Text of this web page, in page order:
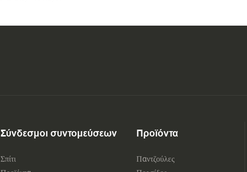
Σύνδεσμοι συντομεύσεων
Σπίτι
Προϊόντα
Παντζούλες